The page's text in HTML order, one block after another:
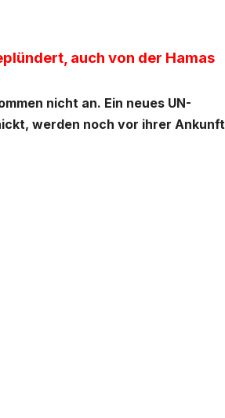
auch von der Hamas
nicht an. Ein neues UN-
werden noch vor ihrer Ankunft